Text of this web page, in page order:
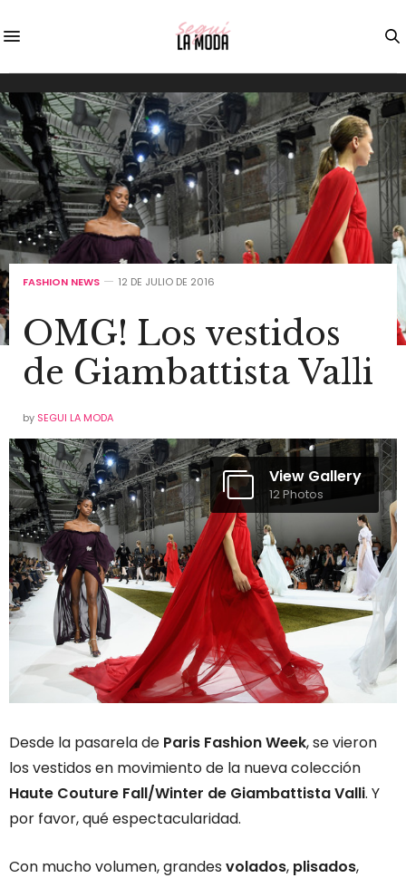
FASHION NEWS 12 DE JULIO DE 2016
OMG! Los vestidos
de Giambattista Valli
by SEGUI LA MODA
View Gallery
12 Photos
Desde la pasarela de Paris Fashion Week, se vieron
los vestidos en movimiento de la nueva colección
Haute Couture Fall/Winter de Giambattista Valli. Y
por favor, qué espectacularidad.
Con mucho volumen, grandes volados, plisados,